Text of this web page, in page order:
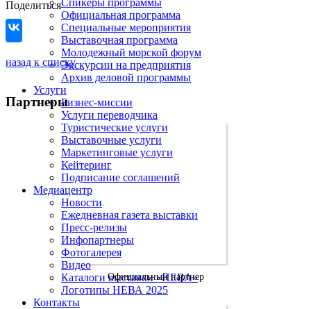
Спикеры программы
Официальная программа
Специальные мероприятия
Выставочная программа
Молодежный морской форум
Экскурсии на предприятия
Архив деловой программы
Услуги
Бизнес-миссии
Услуги переводчика
Туристические услуги
Выставочные услуги
Маркетинговые услуги
Кейтеринг
Подписание соглашений
Медиацентр
Новости
Ежедневная газета выставки
Пресс-релизы
Инфопартнеры
Фотогалерея
Видео
Каталоги выставки «НЕВА»
Логотипы НЕВА 2025
Контакты
Поделиться
назад к списку
Партнеры
Официальный партнер